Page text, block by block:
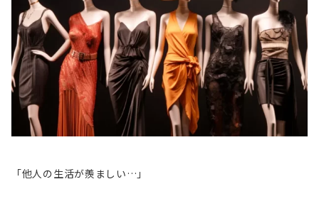
「他人の生活が羨ましい…」